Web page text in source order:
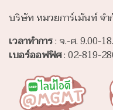
บริษัท หมวยการ์เม้นท์ จำ
เวลาทำการ: จ.-ศ. 9.00-
เบอร์ออฟฟิศ: 02-819-